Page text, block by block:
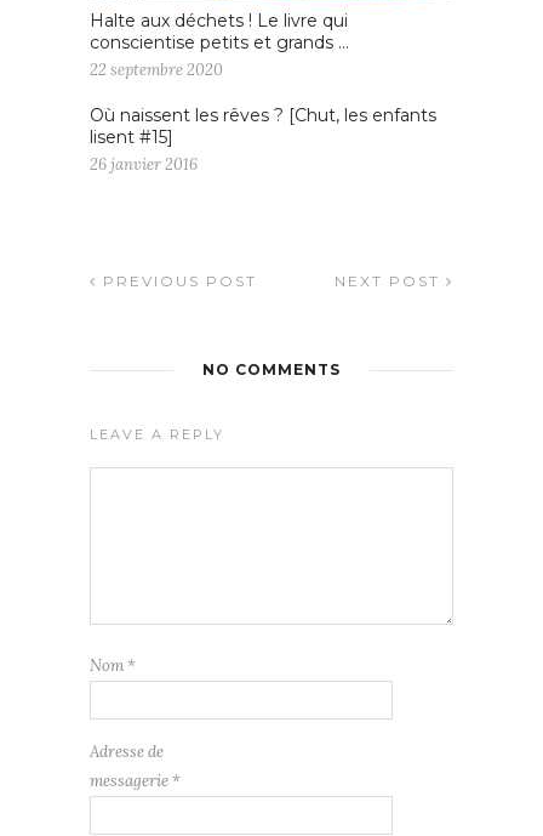
Halte aux déchets ! Le livre qui
conscientise petits et grands …
22 septembre 2020
Où naissent les rêves ? [Chut, les enfants
lisent #15]
26 janvier 2016
PREVIOUS POST NEXT POST
NO COMMENTS
LEAVE A REPLY
Nom *
Adresse de
messagerie *